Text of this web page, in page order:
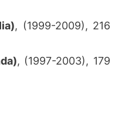
, (1999-2009), 216
, (1997-2003), 179